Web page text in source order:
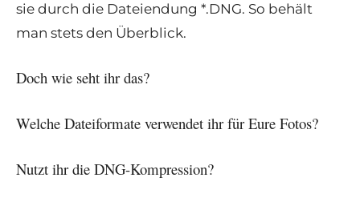
sie durch die Dateiendung *.DNG. So behält
man stets den Überblick.
Doch wie seht ihr das?
Welche Dateiformate verwendet ihr für Eure Fotos?
Nutzt ihr die DNG-Kompression?